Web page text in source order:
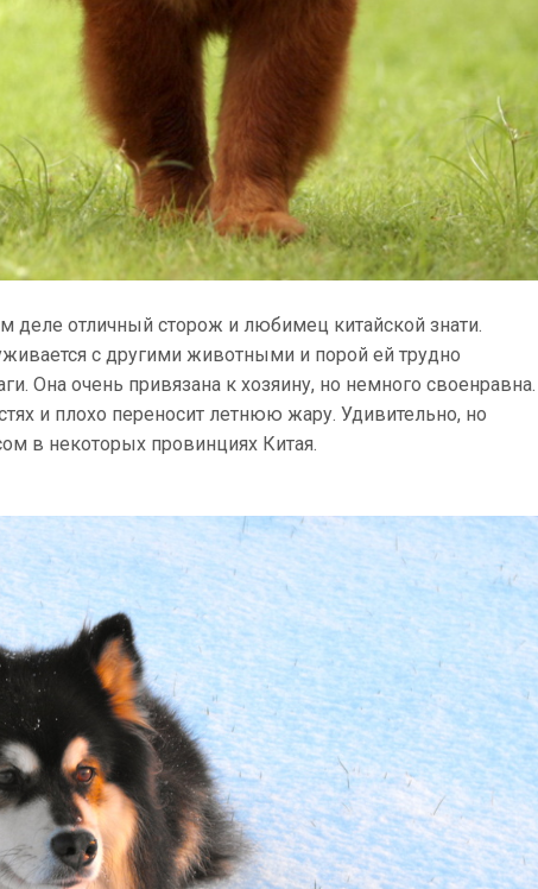
отличный сторож и любимец китайской знати.
с другими животными и порой ей трудно
Она очень привязана к хозяину, но немного своенравна.
и плохо переносит летнюю жару. Удивительно, но
в некоторых провинциях Китая.